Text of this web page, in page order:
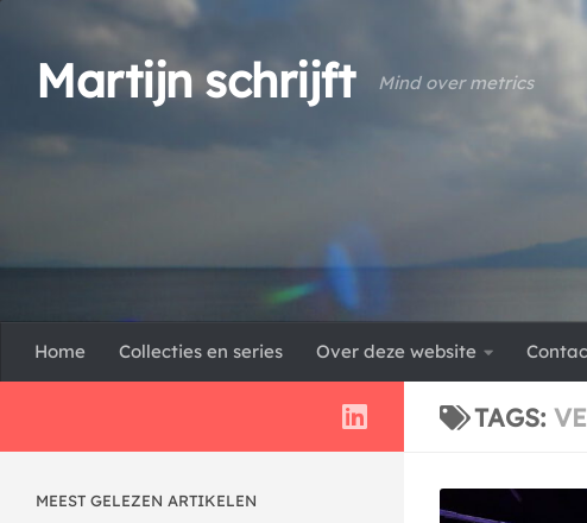
Doorgaan naar inhoud
Martijn schrijft Mind over metrics
Home Collecties en series Over deze website
TAGS:
MEEST GELEZEN ARTIKELEN